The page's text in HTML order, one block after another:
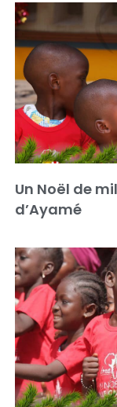
Un Noël de
d’Ayamé